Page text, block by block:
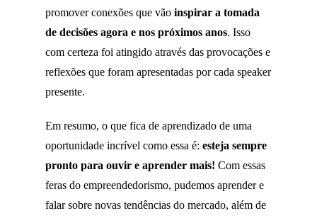
promover conexões que vão inspirar a tomada
de decisões agora e nos próximos anos. Isso
com certeza foi atingido através das provocações e
reflexões que foram apresentadas por cada speaker
presente.
Em resumo, o que fica de aprendizado de uma
oportunidade incrível como essa é: esteja sempre
pronto para ouvir e aprender mais! Com essas
feras do empreendedorismo, pudemos aprender e
falar sobre novas tendências do mercado, além de